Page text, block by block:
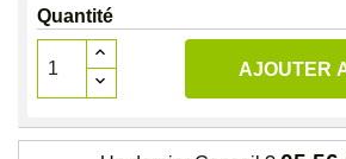
Quantité
AJOUTER